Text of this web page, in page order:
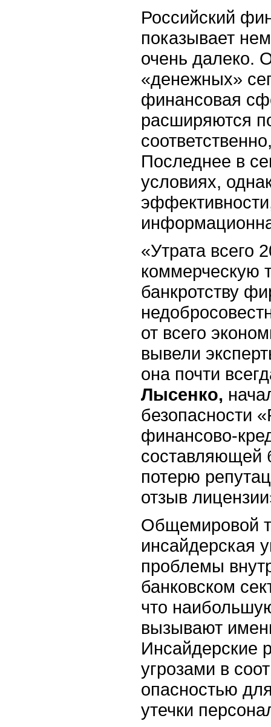
Российский
показывает
очень далеко.
«денежных»
финансовая
расширяются
Последнее в
условиях,
«Утрата всего
коммерческую
банкротству
от всего
вывели
она почти
Лысенко,
безопасности
финансово-
составляющей
потерю
отзыв
Общемировой
инсайдерская
проблемы
банковском
что
вызывают
Инсайдерские
угрозами в
опасностью
утечки